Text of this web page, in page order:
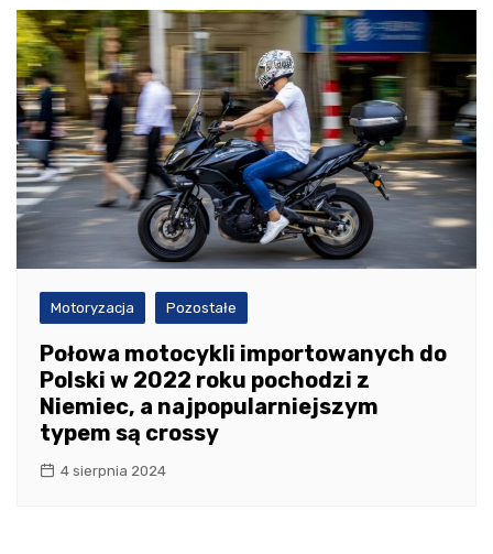
Motoryzacja Pozostałe
Połowa motocykli importowanych do
Polski w 2022 roku pochodzi z
Niemiec, a najpopularniejszym
typem są crossy
4 sierpnia 2024